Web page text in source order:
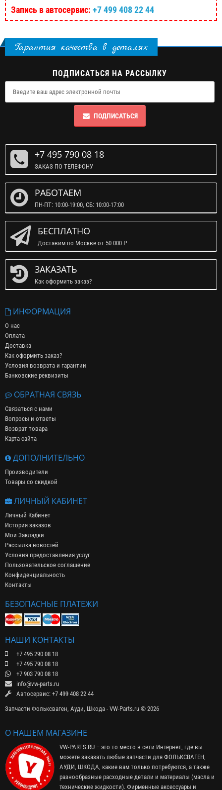
Запись в автосервис: +7 499 408 22 44
Гарантия качества в деталях
ПОДПИСАТЬСЯ НА РАССЫЛКУ
ПОДПИСАТЬСЯ
+7 495 790 08 18
ЗАКАЗ ПО ТЕЛЕФОНУ
РАБОТАЕМ
ПН-ПТ: 10:00-19:00, СБ: 10:00-17:00
БЕСПЛАТНО
Доставим по Москве от 50 000 ₽
ЗАКАЗАТЬ
Как оформить заказ?
ИНФОРМАЦИЯ
О нас
Оплата
Доставка
Как оформить заказ?
Условия возврата и гарантии
Банковские реквизиты
ОБРАТНАЯ СВЯЗЬ
Связаться с нами
Вопросы и ответы
Возврат товара
Карта сайта
ДОПОЛНИТЕЛЬНО
Производители
Товары со скидкой
ЛИЧНЫЙ КАБИНЕТ
Личный Кабинет
История заказов
Мои Закладки
Рассылка новостей
Условия предоставления услуг
Пользовательское соглашение
Конфиденциальность
Контакты
БЕЗОПАСНЫЕ ПЛАТЕЖИ
НАШИ КОНТАКТЫ
+7 495 290 08 18
+7 495 790 08 18
+7 903 790 08 18
info@vw-parts.ru
Автосервис: +7 499 408 22 44
Запчасти Фольксваген, Ауди, Шкода - VW-Parts.ru © 2026
О НАШЕМ МАГАЗИНЕ
VW-PARTS.RU – это то место в сети Интернет, где вы
можете заказать любые запчасти для ФОЛЬКСВАГЕН,
АУДИ, ШКОДА, какие вам только потребуются, а также
разнообразные расходные детали и материалы (масла и
технические жидкости). Фирменные аксессуары и